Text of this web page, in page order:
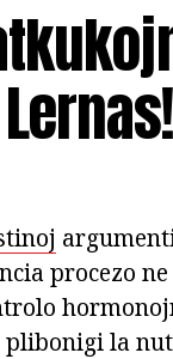
Lernas!
procezo
la